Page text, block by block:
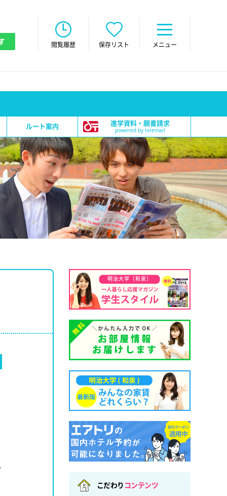
閲覧履歴 保存リスト メニュー
ルート案内 進学資料・願書請求
powered by telemail
明治大学（和泉）
こだわり コンテンツ